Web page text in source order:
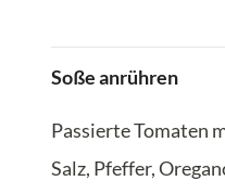
Soße anrühren
Passierte Tomaten
Salz, Pfeffer,